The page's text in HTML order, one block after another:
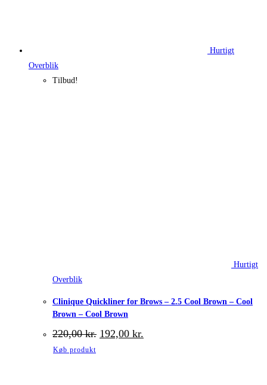
Hurtigt
Overblik
Tilbud!
Hurtigt
Overblik
Clinique Quickliner for Brows – 2.5 Cool Brown – Cool
Brown – Cool Brown
220,00kr. Den
oprindelige
192,00 kr.
Køb produkt